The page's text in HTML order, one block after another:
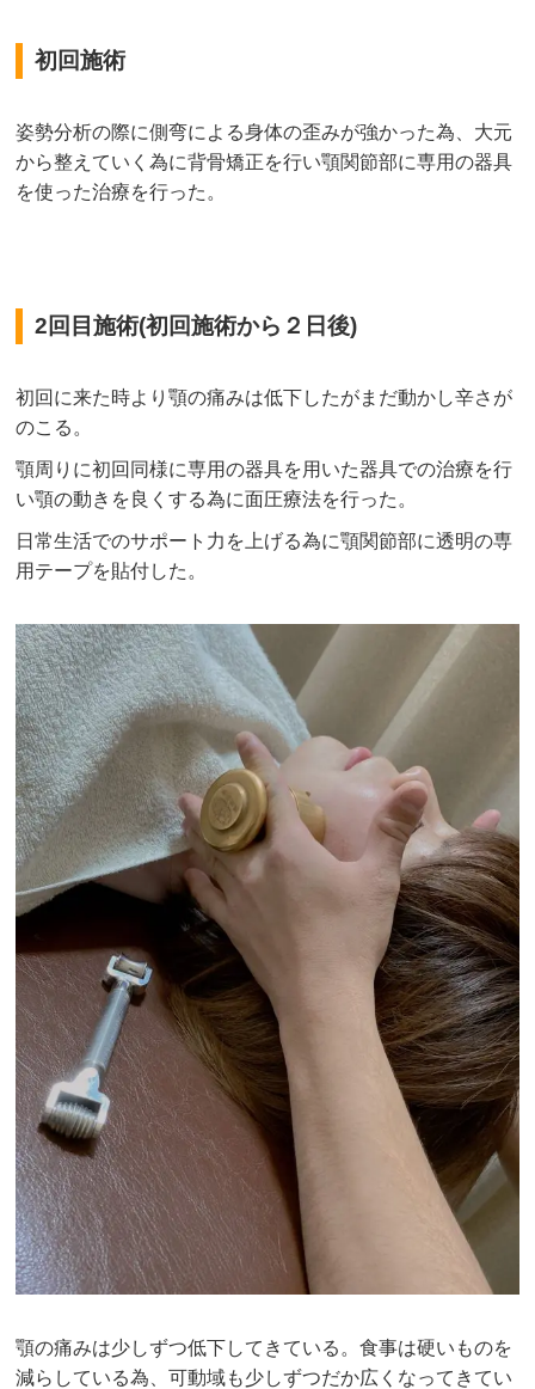
初回施術
姿勢分析の際に側弯による身体の歪みが強かった為、大元
から整えていく為に背骨矯正を行い顎関節部に専用の器具
を使った治療を行った。
2回目施術(初回施術から２日後)
初回に来た時より顎の痛みは低下したがまだ動かし辛さが
のこる。
顎周りに初回同様に専用の器具を用いた器具での治療を行
い顎の動きを良くする為に面圧療法を行った。
日常生活でのサポート力を上げる為に顎関節部に透明の専
用テープを貼付した。
顎の痛みは少しずつ低下してきている。食事は硬いものを
減らしている為、可動域も少しずつだか広くなってきてい